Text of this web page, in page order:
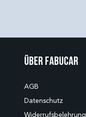
Über Fabucar
AGB
Datenschutz
Widerrufsbelehrung